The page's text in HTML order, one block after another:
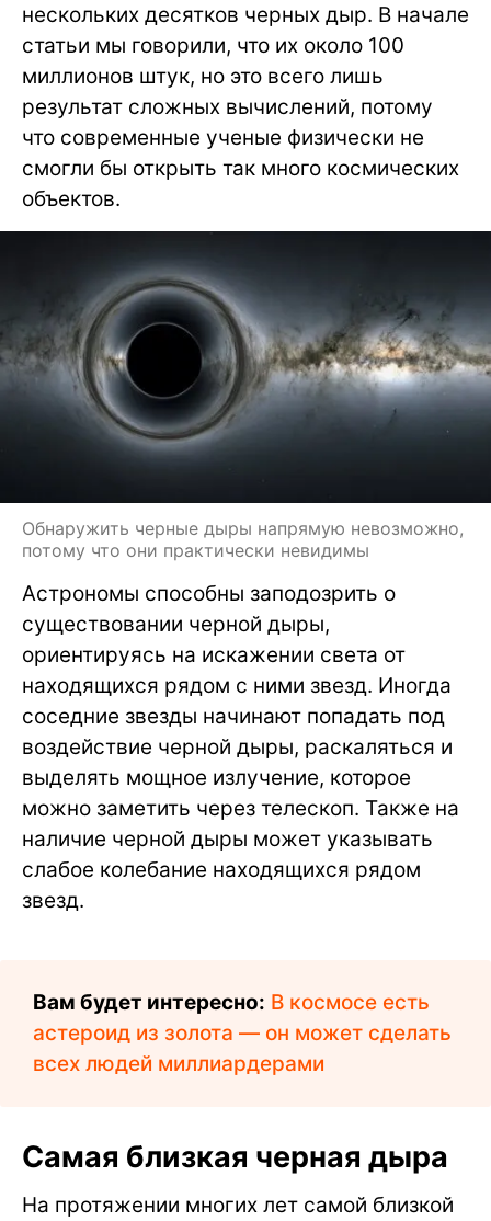
нескольких десятков черных дыр. В начале
статьи мы говорили, что их около 100
миллионов штук, но это всего лишь
результат сложных вычислений, потому
что современные ученые физически не
смогли бы открыть так много космических
объектов.
Обнаружить черные дыры напрямую невозможно,
потому что они практически невидимы
Астрономы способны заподозрить о
существовании черной дыры,
ориентируясь на искажении света от
находящихся рядом с ними звезд. Иногда
соседние звезды начинают попадать под
воздействие черной дыры, раскаляться и
выделять мощное излучение, которое
можно заметить через телескоп. Также на
наличие черной дыры может указывать
слабое колебание находящихся рядом
звезд.
Вам будет интересно: В космосе есть
астероид из золота — он может сделать
всех людей миллиардерами
Самая близкая черная дыра
На протяжении многих лет самой близкой